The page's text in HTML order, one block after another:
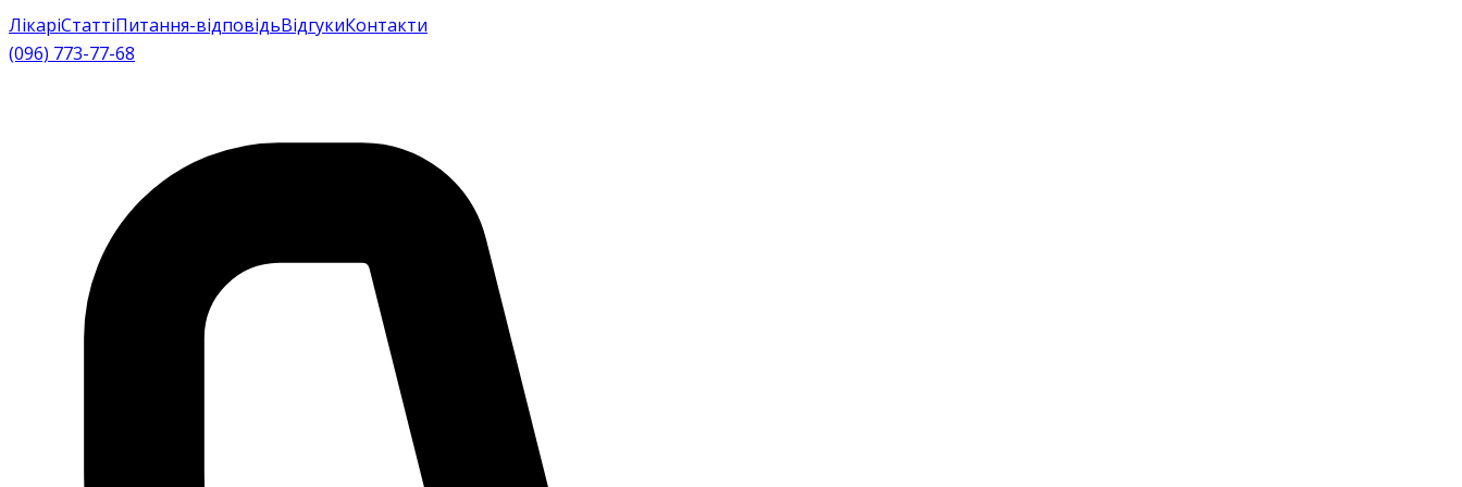
ЛікаріСтаттіПитання-відповідьВідгукиКонтакти
(096) 773-77-68